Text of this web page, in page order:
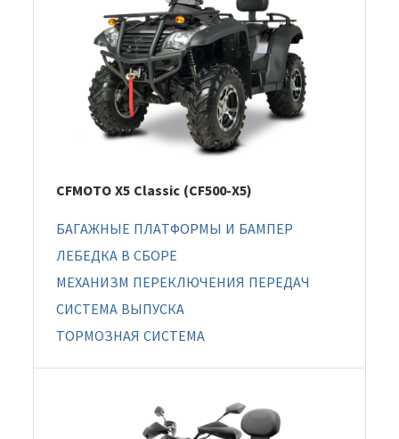
CFMOTO X5 Classic (CF500-X5)
БАГАЖНЫЕ ПЛАТФОРМЫ И БАМПЕР
ЛЕБЕДКА В СБОРЕ
МЕХАНИЗМ ПЕРЕКЛЮЧЕНИЯ ПЕРЕДАЧ
СИСТЕМА ВЫПУСКА
ТОРМОЗНАЯ СИСТЕМА